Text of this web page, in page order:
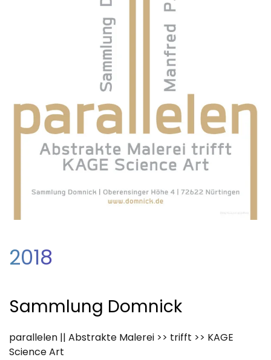
2018
Sammlung Domnick
parallelen || Abstrakte Malerei >> trifft >> KAGE
Science Art